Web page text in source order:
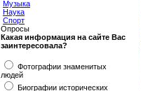
Музыка
Наука
Спорт
Опросы
Какая информация на сайте Вас
заинтересовала?
Фотографии знаменитых
людей
Биографии исторических